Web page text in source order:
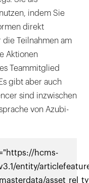
indem Sie
direkt
Teilnahmen am
Aktionen
Teammitglied
gibt aber auch
sind inzwischen
von Azubi-
hcms-
entity/